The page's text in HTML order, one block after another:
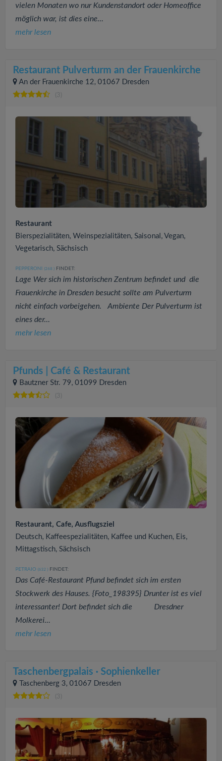
vielen Monaten wo nur Kundenstandort oder Homeoffice
möglich war, ist dies eine...
mehr lesen
Restaurant Pulverturm an der Frauenkirche
An der Frauenkirche 12, 01067 Dresden
(3)
Restaurant
Bierspezialitäten, Weinspezialitäten, Saisonal, Vegan,
Vegetarisch, Sächsisch
PEPPERONI (268 ) FINDET:
Lage Wer sich im historischen Zentrum befindet und die
Frauenkirche in Dresden besucht sollte am Pulverturm
nicht einfach vorbeigehen. Ambiente Der Pulverturm ist
eines der...
mehr lesen
Pfunds | Café & Restaurant
Bautzner Str. 79, 01099 Dresden
(3)
Restaurant, Cafe, Ausflugsziel
Deutsch, Kaffeespezialitäten, Kaffee und Kuchen, Eis,
Mittagstisch, Sächsisch
PETRAIO (632 ) FINDET:
Das Café-Restaurant Pfund befindet sich im ersten
Stockwerk des Hauses. {Foto_198395} Drunter ist es viel
interessanter! Dort befindet sich die Dresdner
Molkerei...
mehr lesen
Taschenbergpalais · Sophienkeller
Taschenberg 3, 01067 Dresden
(3)